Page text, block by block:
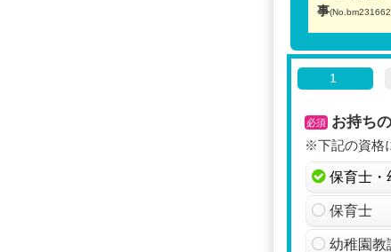
事
1
必須 お持ち
※下記の資格
保育士・
保育士
幼稚園教